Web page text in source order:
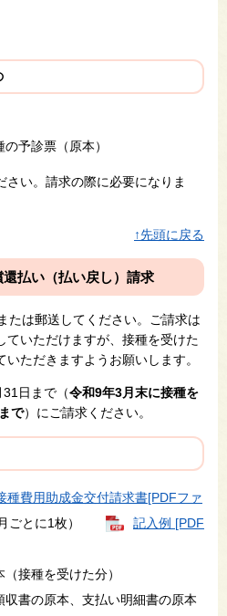
予診票（原本）
さい。​請求の際に必要になりま
↑先頭に戻る
還払い（払い戻し）請求
たは郵送してください。ご請求は
ていただけますが、接種を受けた
ただきますようお願いします。
日まで（令和9年3月末に接種を
で）にご請求ください。
種費用助成金交付請求書[PDFファ
月ごとに1枚）
記入例 [PDF
（接種を受けた分）
収書の原本、支払い明細書の原本